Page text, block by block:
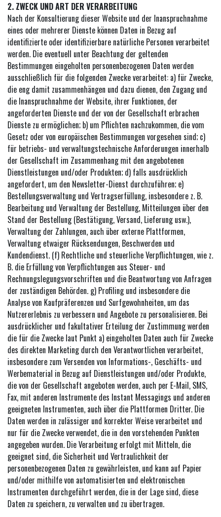
2. ZWECK UND ART DER VERARBEITUNG
Nach der Konsultierung dieser Website und der Inanspruchnahme
eines oder mehrerer Dienste können Daten in Bezug auf
identifizierte oder identifizierbare natürliche Personen verarbeitet
werden. Die eventuell unter Beachtung der geltenden
Bestimmungen eingeholten personenbezogenen Daten werden
ausschließlich für die folgenden Zwecke verarbeitet: a) für Zwecke,
die eng damit zusammenhängen und dazu dienen, den Zugang und
die Inanspruchnahme der Website, ihrer Funktionen, der
angeforderten Dienste und der von der Gesellschaft erbrachen
Dienste zu ermöglichen; b) um Pflichten nachzukommen, die vom
Gesetz oder von europäischen Bestimmungen vorgesehen sind; c)
für betriebs- und verwaltungstechnische Anforderungen innerhalb
der Gesellschaft im Zusammenhang mit den angebotenen
Dienstleistungen und/oder Produkten; d) falls ausdrücklich
angefordert, um den Newsletter-Dienst durchzuführen; e)
Bestellungsverwaltung und Vertragserfüllung, insbesondere z. B.
Bearbeitung und Verwaltung der Bestellung, Mitteilungen über den
Stand der Bestellung (Bestätigung, Versand, Lieferung usw.),
Verwaltung der Zahlungen, auch über externe Plattformen,
Verwaltung etwaiger Rücksendungen, Beschwerden und
Kundendienst. (f) Rechtliche und steuerliche Verpflichtungen, wie z.
B. die Erfüllung von Verpflichtungen aus Steuer- und
Rechnungslegungsvorschriften und die Beantwortung von Anfragen
der zuständigen Behörden. g) Profiling und insbesondere die
Analyse von Kaufpräferenzen und Surfgewohnheiten, um das
Nutzererlebnis zu verbessern und Angebote zu personalisieren. Bei
ausdrücklicher und fakultativer Erteilung der Zustimmung werden
die für die Zwecke laut Punkt a) eingeholten Daten auch für Zwecke
des direkten Marketing durch den Verantwortlichen verarbeitet,
insbesondere zum Versenden von Informations-, Geschäfts- und
Werbematerial in Bezug auf Dienstleistungen und/oder Produkte,
die von der Gesellschaft angeboten werden, auch per E-Mail, SMS,
Fax, mit anderen Instrumente des Instant Messagings und anderen
geeigneten Instrumenten, auch über die Plattformen Dritter. Die
Daten werden in zulässiger und korrekter Weise verarbeitet und
nur für die Zwecke verwendet, die in den vorstehenden Punkten
angegeben wurden. Die Verarbeitung erfolgt mit Mitteln, die
geeignet sind, die Sicherheit und Vertraulichkeit der
personenbezogenen Daten zu gewährleisten, und kann auf Papier
und/oder mithilfe von automatisierten und elektronischen
Instrumenten durchgeführt werden, die in der Lage sind, diese
Daten zu speichern, zu verwalten und zu übertragen.